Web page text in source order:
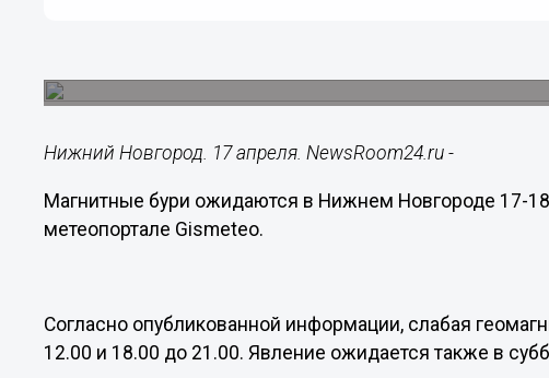
Нижний Новгород. 17 апреля. NewsRoom24.ru -
Магнитные бури ожидаются в Нижнем Новгороде 17-
метеопортале Gismeteo.
Согласно опубликованной информации, слабая
12.00 и 18.00 до 21.00. Явление ожидается также в